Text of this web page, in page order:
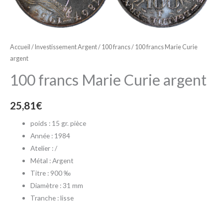
Accueil / Investissement Argent/ 100 francs/ 100 francs Marie Curie
argent
100 francs Marie Curie argent
25,81€
poids : 15 gr. pièce
Année : 1984
Atelier : /
Métal : Argent
Titre : 900 ‰
Diamètre : 31 mm
Tranche : lisse
argent